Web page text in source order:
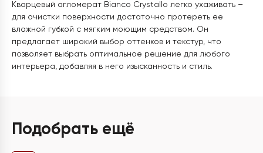
Кварцевый агломерат Bianco Crystallo легко ухаживать –
для очистки поверхности достаточно протереть ее
влажной губкой с мягким моющим средством. Он
предлагает широкий выбор оттенков и текстур, что
позволяет выбрать оптимальное решение для любого
интерьера, добавляя в него изысканность и стиль.
Подобрать ещё